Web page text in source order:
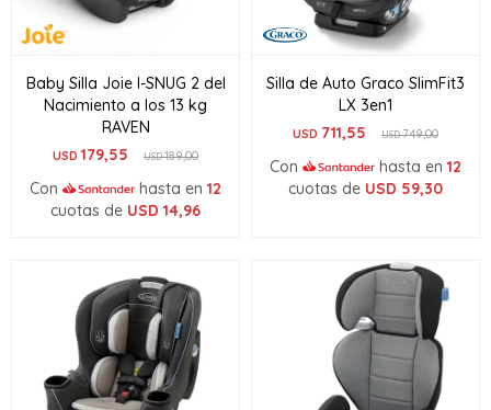
Baby Silla Joie I-SNUG 2 del
Nacimiento a los 13 kg
RAVEN
USD 179,55 USD189,00
Con hasta en 12
cuotas de USD 14,96
Silla de Auto Graco SlimFit3
LX 3en1
USD 711,55 USD749,00
Con hasta en 12
cuotas de USD 59,30